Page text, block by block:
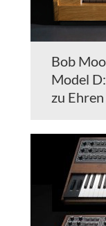
Bob
Model
zu